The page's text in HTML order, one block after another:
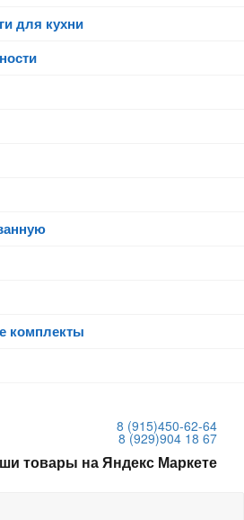
для кухни
комплекты
8 (915)450-62-64
8 (929)904 18 67
товары на Яндекс Маркете